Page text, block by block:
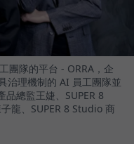
團隊的平台 - ORRA，企
治理機制的 AI 員工團隊並
總監王婕、SUPER 8
龍、SUPER 8 Studio 商